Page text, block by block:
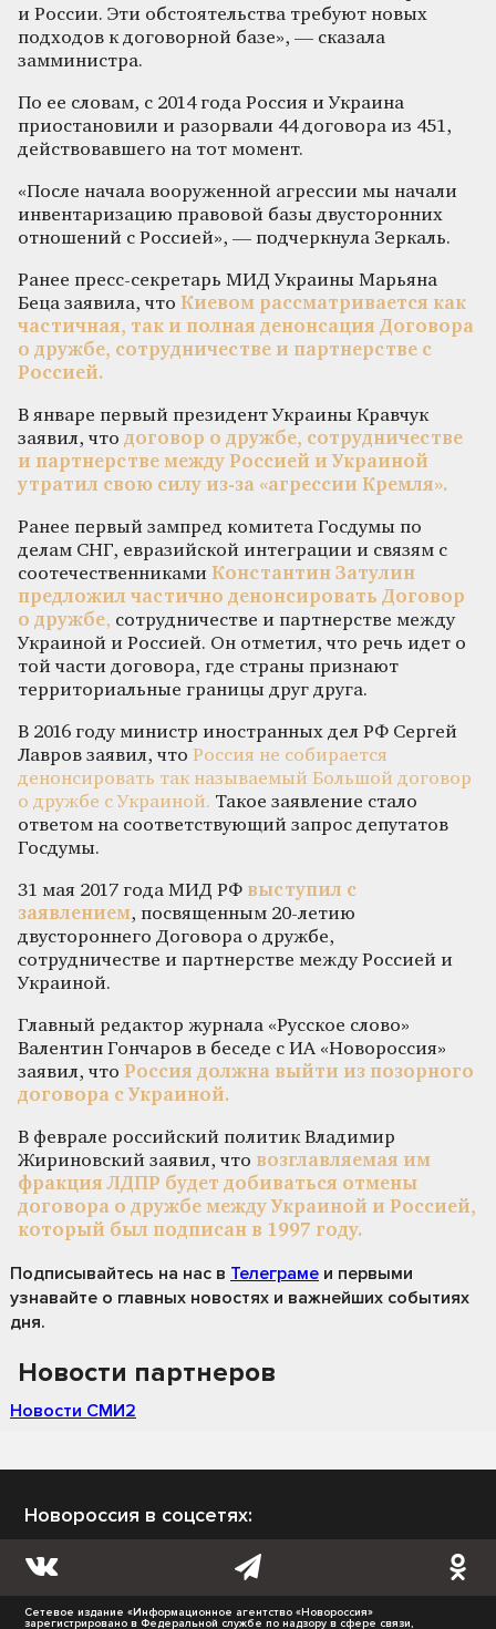
и России. Эти обстоятельства требуют новых
подходов к договорной базе», — сказала
замминистра.
По ее словам, с 2014 года Россия и Украина
приостановили и разорвали 44 договора из 451,
действовавшего на тот момент.
«После начала вооруженной агрессии мы начали
инвентаризацию правовой базы двусторонних
отношений с Россией», — подчеркнула Зеркаль.
Ранее пресс-секретарь МИД Украины Марьяна
Беца заявила, что Киевом рассматривается как
частичная, так и полная денонсация Договора
о дружбе, сотрудничестве и партнерстве с
Россией.
В январе первый президент Украины Кравчук
заявил, что договор о дружбе, сотрудничестве
и партнерстве между Россией и Украиной
утратил свою силу из-за «агрессии Кремля».
Ранее первый зампред комитета Госдумы по
делам СНГ, евразийской интеграции и связям с
соотечественниками Константин Затулин
предложил частично денонсировать Договор
о дружбе, сотрудничестве и партнерстве между
Украиной и Россией. Он отметил, что речь идет о
той части договора, где страны признают
территориальные границы друг друга.
В 2016 году министр иностранных дел РФ Сергей
Лавров заявил, что Россия не собирается
денонсировать так называемый Большой договор
о дружбе с Украиной. Такое заявление стало
ответом на соответствующий запрос депутатов
Госдумы.
31 мая 2017 года МИД РФ выступил с
заявлением, посвященным 20-летию
двустороннего Договора о дружбе,
сотрудничестве и партнерстве между Россией и
Украиной.
Главный редактор журнала «Русское слово»
Валентин Гончаров в беседе с ИА «Новороссия»
заявил, что Россия должна выйти из позорного
договора с Украиной.
В феврале российский политик Владимир
Жириновский заявил, что возглавляемая им
фракция ЛДПР будет добиваться отмены
договора о дружбе между Украиной и Россией,
который был подписан в 1997 году.
Подписывайтесь на нас в Телеграме и первыми
узнавайте о главных новостях и важнейших событиях
дня.
Новости партнеров
Новости СМИ2
Новороссия в соцсетях:
Сетевое издание «Информационное агентство «Новороссия»
зарегистрировано в Федеральной службе по надзору в сфере связи,